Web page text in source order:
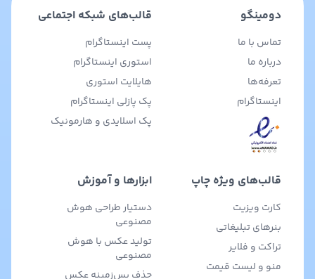
دومینگو
تماس با ما
درباره ما
تعرفه‌ها
اینستاگرام
قالب‌های شبکه اجتماعی
پست اینستاگرام
استوری اینستاگرام
هایلایت استوری
پک پازلی اینستاگرام
پک اسلایدی و هارمونیک
قالب‌های ویژه چاپ
کارت ویزیت
بنرهای تبلیغاتی
تراکت و فلایر
منو و لیست قیمت
ابزارها و آموزش
دستیار طراحی هوش
مصنوعی
تولید عکس با هوش
مصنوعی
حذف پس‌زمینه عکس